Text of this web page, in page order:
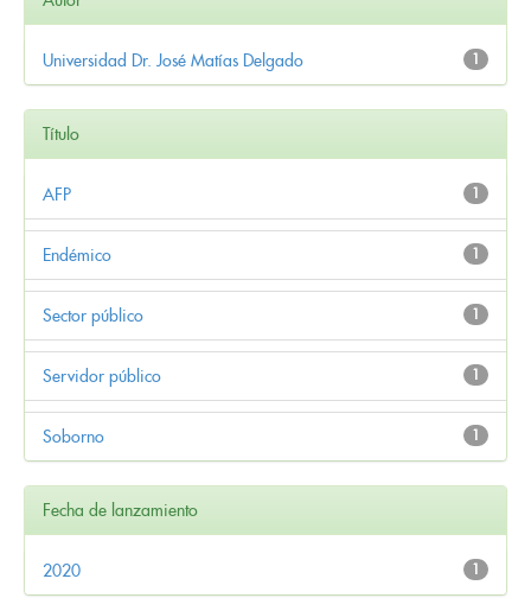
1
Universidad Dr. José Matías Delgado
Título
1
AFP
1
Endémico
1
Sector público
1
Servidor público
1
Soborno
Fecha de lanzamiento
1
2020